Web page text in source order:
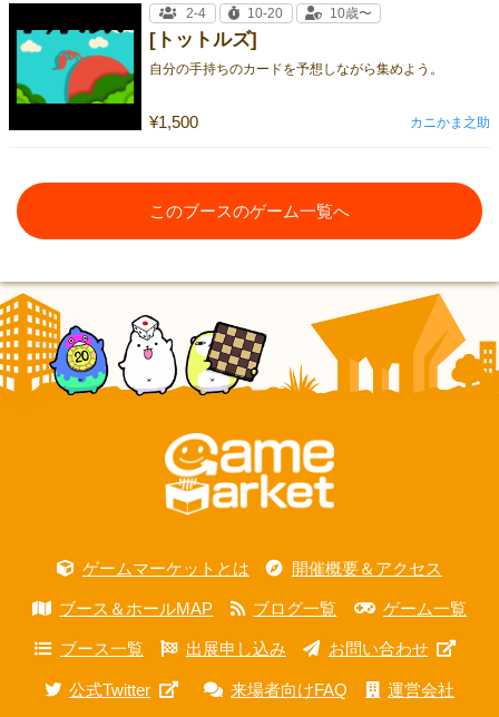
[トットルズ]
自分の手持ちのカードを予想しながら集めよう。
¥1,500
2-4 10-20 10歳〜
カニかま之助
このブースのゲーム一覧へ
ゲームマーケットとは 開催概要＆アクセス
ブース＆ホールMAP ブログ一覧 ゲーム一覧
ブース一覧 出展申し込み お問い合わせ
公式Twitter 来場者向けFAQ 運営会社